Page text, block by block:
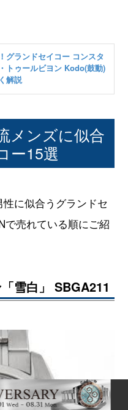
グランドセイコー コンスタ
トゥールビヨン Kodo(鼓動)
解説
メンズに似合
ー15選
に似合うグランドセ
で売れている順にご紹
雪白」 SBGA211